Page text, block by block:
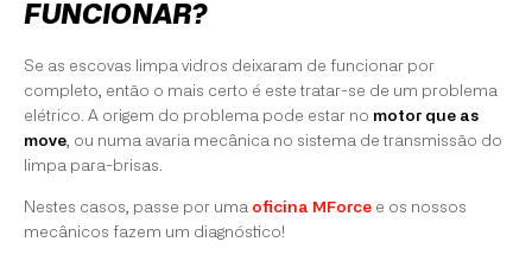
FUNCIONAR?
Se as escovas limpa vidros deixaram de funcionar por
completo, então o mais certo é este tratar-se de um problema
elétrico. A origem do problema pode estar no motor que as
move, ou numa avaria mecânica no sistema de transmissão do
limpa para-brisas.
Nestes casos, passe por uma oficina MForce e os nossos
mecânicos fazem um diagnóstico!